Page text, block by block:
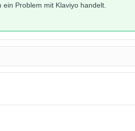
Problem mit Klaviyo handelt.